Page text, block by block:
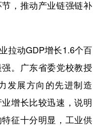
，推动产业链强链补
动GDP增长1.6个百
。广东省委党校教授
发展方向的先进制造
增长比较迅速，说明
征十分明显，工业供